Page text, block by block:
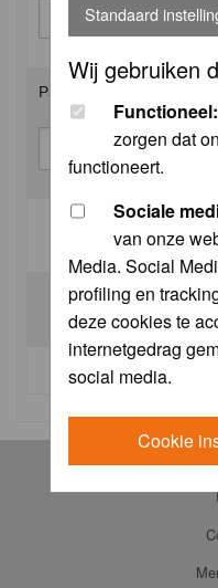
Standaard
Wij gebruiken
Functioneel:
zorgen dat
functioneert.
Sociale
van onze
Media. Social
profiling en
deze cookies te
internetgedrag
social media.
Cookie
Password:
Log me on
I forgot my